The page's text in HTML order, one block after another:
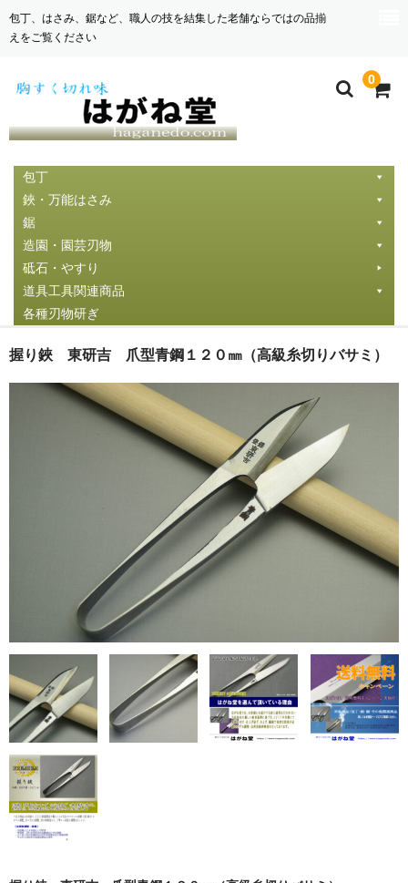
包丁、はさみ、鋸など、職人の技を結集した老舗ならではの品揃
えをご覧ください
0
包丁
鋏・万能はさみ
鋸
造園・園芸刃物
砥石・やすり
道具工具関連商品
各種刃物研ぎ
握り鋏 東研吉 爪型青鋼１２０㎜（高級糸切りバサミ）